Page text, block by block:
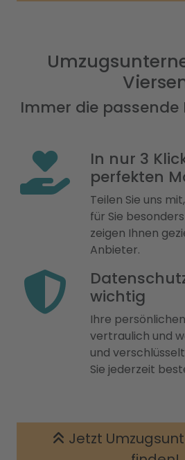
Immer die passende
In nur 3
perfekten
Teilen Sie uns
für Sie
zeigen Ihnen
Anbieter.
wichtig
Ihre
vertraulich und
und
Sie jederzeit
Jetzt